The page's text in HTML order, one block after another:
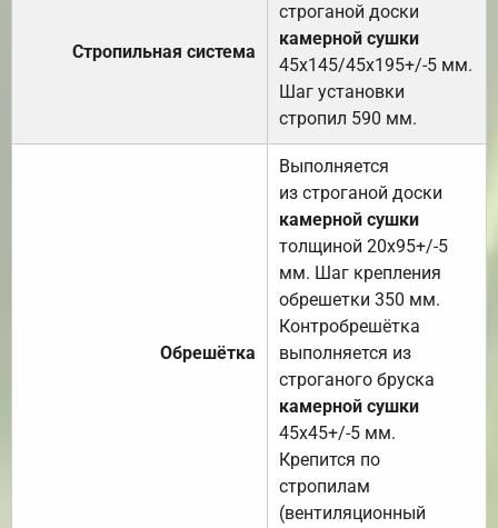
Стропильная система
строганой доски
камерной сушки
45х145/45х195+/-5 мм.
Шаг установки
стропил 590 мм.
Обрешётка
Выполняется
из строганой доски
камерной сушки
толщиной 20х95+/-5
мм. Шаг крепления
обрешетки 350 мм.
Контробрешётка
выполняется из
строганого бруска
камерной сушки
45х45+/-5 мм.
Крепится по
стропилам
(вентиляционный